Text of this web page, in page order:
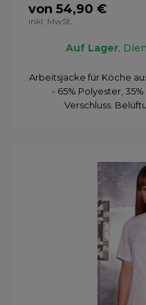
von 54,90 €
inkl. MwSt.
Auf Lager,
Arbeitsjacke für Köche
- 65% Polyester,
Verschluss.